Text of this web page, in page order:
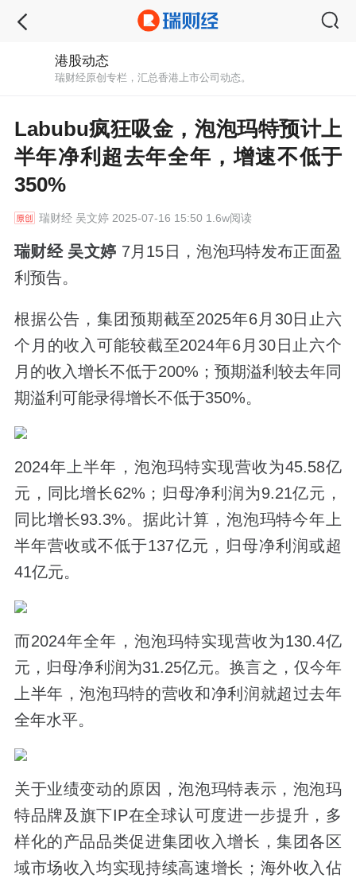
港股动态
瑞财经原创专栏，汇总香港上市公司动态。
Labubu疯狂吸金，泡泡玛特预计上
半年净利超去年全年，增速不低于
350%
瑞财经吴文婷 2025-07-16 15:50 1.6w阅读
瑞财经 吴文婷 7月15日，泡泡玛特发布正面盈
利预告。
根据公告，集团预期截至2025年6月30日止六
个月的收入可能较截至2024年6月30日止六个
月的收入增长不低于200%；预期溢利较去年同
期溢利可能录得增长不低于350%。
2024年上半年，泡泡玛特实现营收为45.58亿
元，同比增长62%；归母净利润为9.21亿元，
同比增长93.3%。据此计算，泡泡玛特今年上
半年营收或不低于137亿元，归母净利润或超
41亿元。
而2024年全年，泡泡玛特实现营收为130.4亿
元，归母净利润为31.25亿元。换言之，仅今年
上半年，泡泡玛特的营收和净利润就超过去年
全年水平。
关于业绩变动的原因，泡泡玛特表示，泡泡玛
特品牌及旗下IP在全球认可度进一步提升，多
样化的产品品类促进集团收入增长，集团各区
域市场收入均实现持续高速增长；海外收入佔